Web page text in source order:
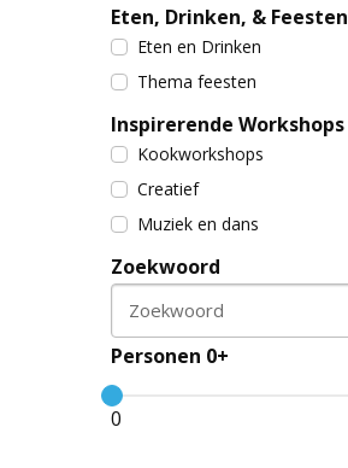
Eten, Drinken, & Feesten
Eten en Drinken
Thema feesten
Inspirerende Workshops
Kookworkshops
Creatief
Muziek en dans
Zoekwoord
Zoekwoord
Personen 0+
0